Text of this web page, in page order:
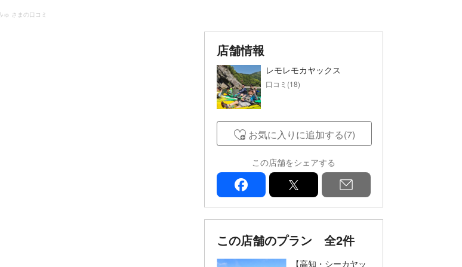
ゅ さまの口コミ
店舗情報
レモレモカヤックス
口コミ(18)
お気に入りに追加する(7)
この店舗をシェアする
facebook
この店舗のプラン 全2件
【高知・シーカヤッ